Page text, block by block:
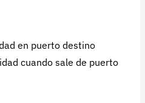
en puerto destino
cuando sale de puerto